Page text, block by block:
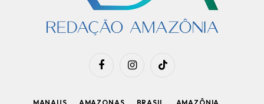
FacebookInstagramTikTok